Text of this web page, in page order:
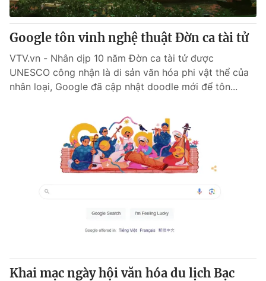
Google tôn vinh nghệ thuật Đờn ca tài tử
VTV.vn - Nhân dịp 10 năm Đờn ca tài tử được
UNESCO công nhận là di sản văn hóa phi vật thể của
nhân loại, Google đã cập nhật doodle mới để tôn...
Khai mạc ngày hội văn hóa du lịch Bạc